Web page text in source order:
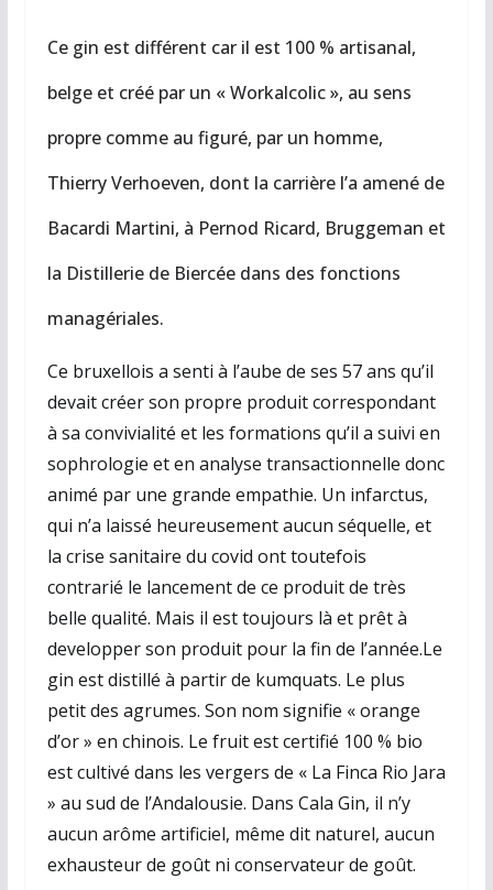
Ce gin est différent car il est 100 % artisanal,
belge et créé par un « Workalcolic », au sens
propre comme au figuré, par un homme,
Thierry Verhoeven, dont la carrière l’a amené de
Bacardi Martini, à Pernod Ricard, Bruggeman et
la Distillerie de Biercée dans des fonctions
managériales.
Ce bruxellois a senti à l’aube de ses 57 ans qu’il
devait créer son propre produit correspondant
à sa convivialité et les formations qu’il a suivi en
sophrologie et en analyse transactionnelle donc
animé par une grande empathie. Un infarctus,
qui n’a laissé heureusement aucun séquelle, et
la crise sanitaire du covid ont toutefois
contrarié le lancement de ce produit de très
belle qualité. Mais il est toujours là et prêt à
developper son produit pour la fin de l’année.Le
gin est distillé à partir de kumquats. Le plus
petit des agrumes. Son nom signifie « orange
d’or » en chinois. Le fruit est certifié 100 % bio
est cultivé dans les vergers de « La Finca Rio Jara
» au sud de l’Andalousie. Dans Cala Gin, il n’y
aucun arôme artificiel, même dit naturel, aucun
exhausteur de goût ni conservateur de goût.